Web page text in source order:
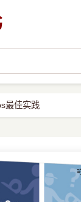
最佳实践